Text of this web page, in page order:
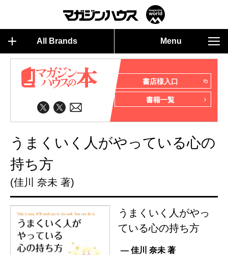
All Brands Menu
書店様入口
書籍一覧
うまくいく人がやっている心の
持ち方
(佳川 奈未 著)
うまくいく人がやっ
ている心の持ち方
— 佳川 奈未 著